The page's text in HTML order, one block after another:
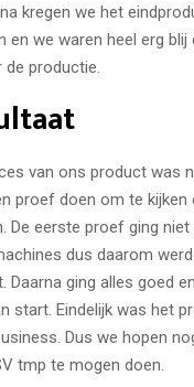
kregen we het
en we waren heel erg blij
productie.
van ons product was
proef doen om te
De eerste proef ging
dus daarom
Daarna ging alles goed
start. Eindelijk was het
Dus we hopen
tmp te mogen doen.